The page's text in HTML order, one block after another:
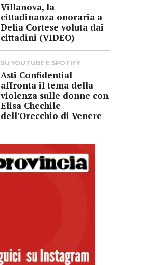
Villanova, la
cittadinanza onoraria a
Delia Cortese voluta dai
cittadini (VIDEO)
SU YOUTUBE E SPOTIFY
Asti Confidential
affronta il tema della
violenza sulle donne con
Elisa Chechile
dell'Orecchio di Venere